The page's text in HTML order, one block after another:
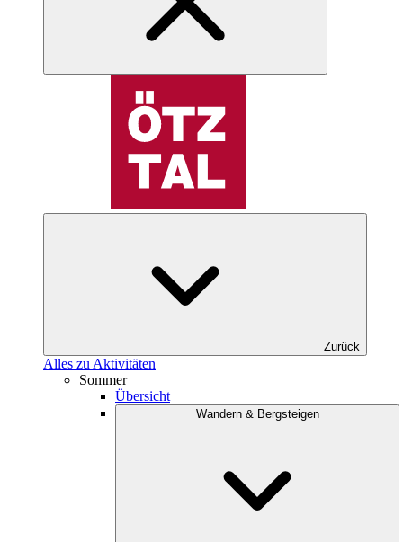
Zurück
Alles zu Aktivitäten
Sommer
Übersicht
Wandern & Bergsteigen